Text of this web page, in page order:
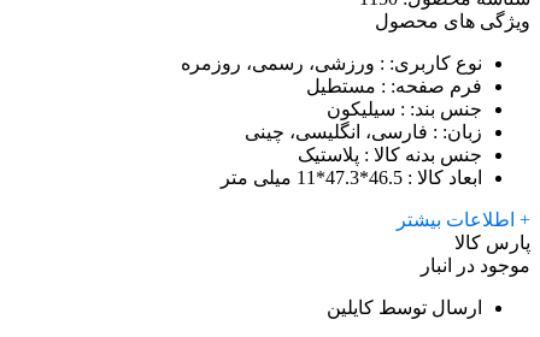
ویژگی های محصول
نوع کاربری: : ورزشی، رسمی، روزمره
فرم صفحه: : مستطیل
جنس بند: : سیلیکون
زبان‌: : فارسی، انگلیسی، چینی
جنس بدنه کالا : پلاستیک
ابعاد کالا : 46.5*47.3*11 میلی متر
+ اطلاعات بیشتر
پارس کالا
موجود در انبار
ارسال توسط کایلین